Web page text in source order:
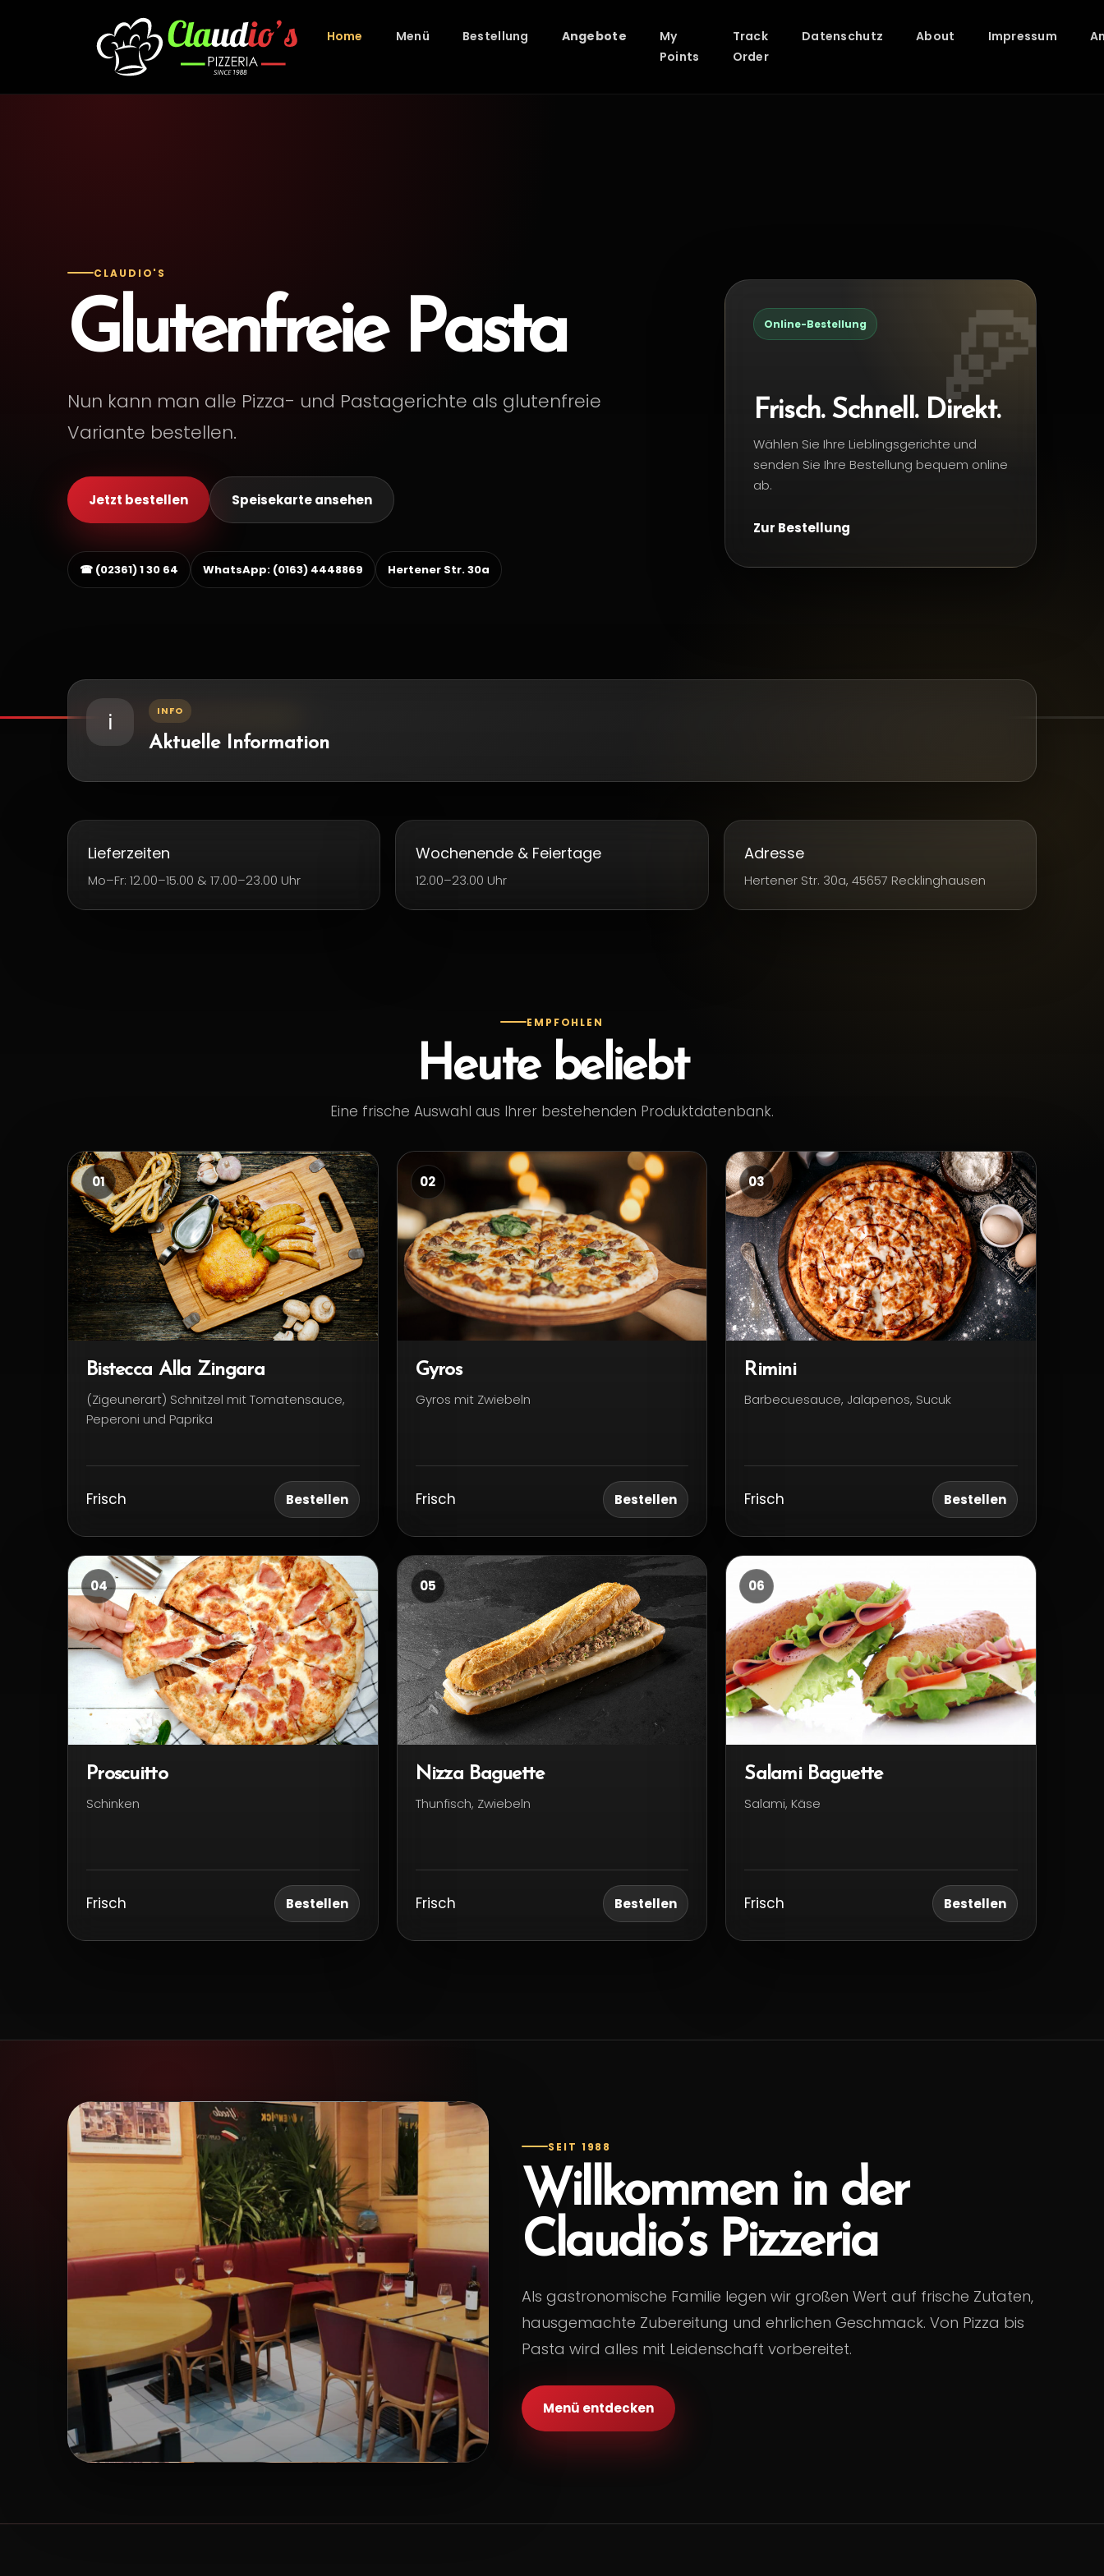
Home Menü Bestellung Angebote
My
Points
Track
Order
Datenschutz About Impressum
CLAUDIO'S
Glutenfreie Pasta
Nun kann man alle Pizza- und Pastagerichte als glutenfreie
Variante bestellen.
Jetzt bestellen Speisekarte ansehen
☎ (02361) 1 30 64 WhatsApp: (0163) 4448869 Hertener Str. 30a
Online-Bestellung
Frisch. Schnell. Direkt.
Wählen Sie Ihre Lieblingsgerichte und
senden Sie Ihre Bestellung bequem online
ab.
Zur Bestellung
ℹ️ INFO
Aktuelle Information
Lieferzeiten
Mo–Fr: 12.00–15.00 & 17.00–23.00 Uhr
Wochenende & Feiertage
12.00–23.00 Uhr
Adresse
Hertener Str. 30a, 45657 Recklinghausen
EMPFOHLEN
Heute beliebt
Eine frische Auswahl aus Ihrer bestehenden Produktdatenbank.
01
Bistecca Alla Zingara
(Zigeunerart) Schnitzel mit Tomatensauce,
Peperoni und Paprika
Frisch Bestellen
02
Gyros
Gyros mit Zwiebeln
Frisch Bestellen
03
Rimini
Barbecuesauce, Jalapenos, Sucuk
Frisch Bestellen
04
Proscuitto
Schinken
Frisch Bestellen
05
Nizza Baguette
Thunfisch, Zwiebeln
Frisch Bestellen
06
Salami Baguette
Salami, Käse
Frisch Bestellen
SEIT 1988
Willkommen in der
Claudio’s Pizzeria
Als gastronomische Familie legen wir großen Wert auf frische Zutaten,
hausgemachte Zubereitung und ehrlichen Geschmack. Von Pizza bis
Pasta wird alles mit Leidenschaft vorbereitet.
Menü entdecken